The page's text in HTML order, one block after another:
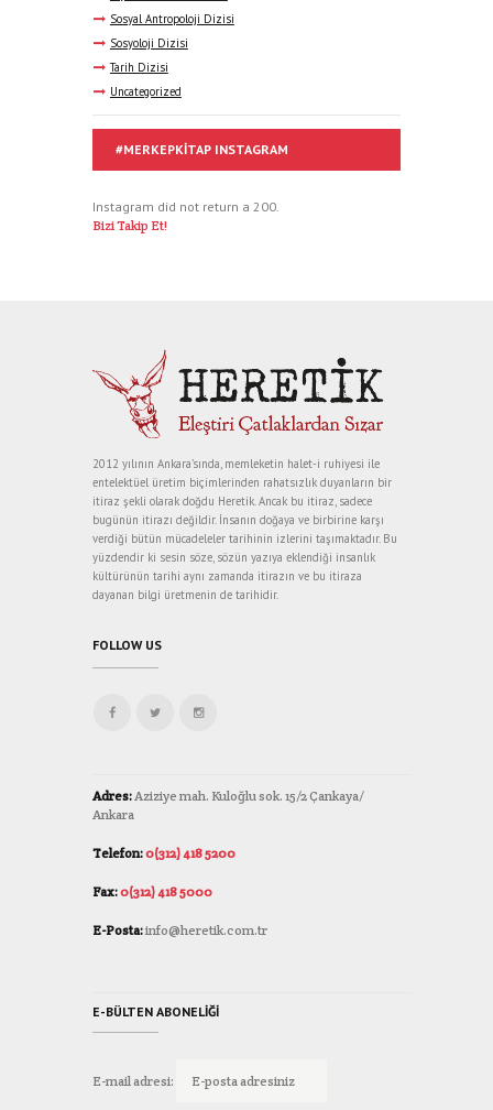
Sosyal Antropoloji Dizisi
Sosyoloji Dizisi
Tarih Dizisi
Uncategorized
#MERKEPKITAP INSTAGRAM
Instagram did not return a 200.
Bizi Takip Et!
2012 yılının Ankara’sında, memleketin halet-i ruhiyesi ile
entelektüel üretim biçimlerinden rahatsızlık duyanların bir
itiraz şekli olarak doğdu Heretik. Ancak bu itiraz, sadece
bugünün itirazı değildir. İnsanın doğaya ve birbirine karşı
verdiği bütün mücadeleler tarihinin izlerini taşımaktadır. Bu
yüzdendir ki sesin söze, sözün yazıya eklendiği insanlık
kültürünün tarihi aynı zamanda itirazın ve bu itiraza
dayanan bilgi üretmenin de tarihidir.
FOLLOW US
Adres: Aziziye mah. Kuloğlu sok. 15/2 Çankaya/
Ankara
Telefon:0(312) 418 5200
Fax:0(312) 418 5000
E-Posta:info@heretik.com.tr
E-BÜLTEN ABONELIĞI
E-mail adresi: